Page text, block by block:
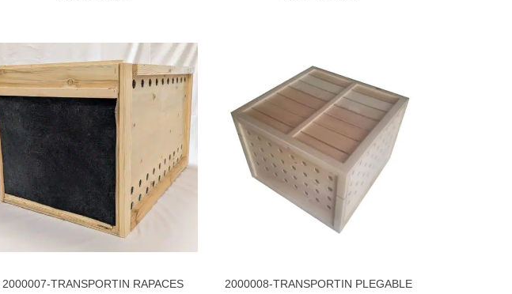
2000007-TRANSPORTIN RAPACES 2000008-TRANSPORTIN PLEGABLE